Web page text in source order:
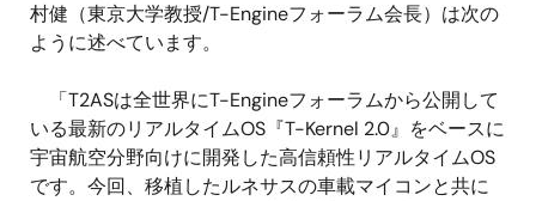
村健（東京大学教授/T-Engineフォーラム会長）は次の
ように述べています。
「T2ASは全世界にT-Engineフォーラムから公開して
いる最新のリアルタイムOS『T-Kernel 2.0』をベースに
宇宙航空分野向けに開発した高信頼性リアルタイムOS
です。今回、移植したルネサスの車載マイコンと共に